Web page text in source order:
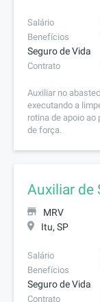
Salário
Benefícios
Seguro de Vida
Contrato
Auxiliar no
executando a
rotina de apoio ao
de força.
Auxiliar de
MRV
Itu, SP
Salário
Benefícios
Seguro de Vida
Contrato